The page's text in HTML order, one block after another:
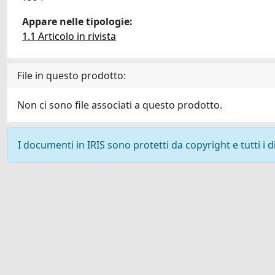
Appare nelle tipologie:
1.1 Articolo in rivista
File in questo prodotto:
Non ci sono file associati a questo prodotto.
I documenti in IRIS sono protetti da copyright e tutti i